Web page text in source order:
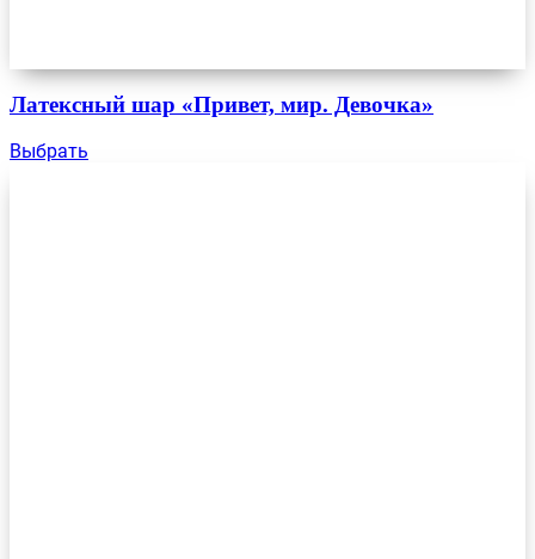
Латексный шар «Привет, мир. Девочка»
Выбрать